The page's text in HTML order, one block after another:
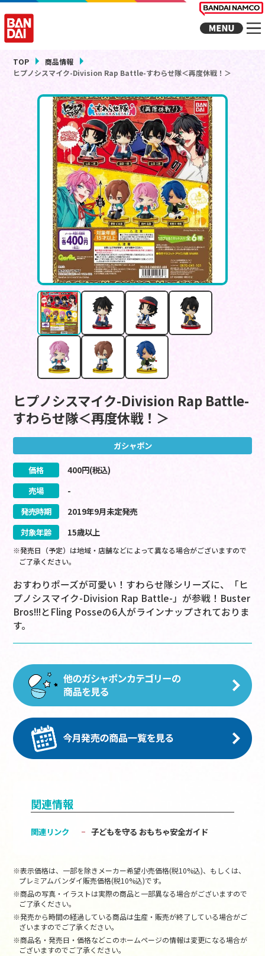
TOP
商品情報
ヒプノシスマイク-Division Rap Battle-すわらせ隊＜再度休戦！＞
ヒプノシスマイク-Division Rap Battle-
すわらせ隊＜再度休戦！＞
ガシャポン
価格 400円(税込)
売場
-
発売時期
2019年9月未定発売
対象年齢
15歳以上
※発売日（予定）は地域・店舗などによって異なる場合がございますので
ご了承ください。
おすわりポーズが可愛い！すわらせ隊シリーズに、「ヒ
プノシスマイク-Division Rap Battle-」が参戦！Buster
Bros!!!とFling Posseの6人がラインナップされておりま
す。
関連情報
関連リンク 子どもを守る おもちゃ安全ガイド
※表示価格は、一部を除きメーカー希望小売価格(税10%込)、もしくは、
プレミアムバンダイ販売価格(税10%込)です。
※商品の写真・イラストは実際の商品と一部異なる場合がございますので
ご了承ください。
※発売から時間の経過している商品は生産・販売が終了している場合がご
ざいますのでご了承ください。
※商品名・発売日・価格などこのホームページの情報は変更になる場合が
ございますのでご了承ください。